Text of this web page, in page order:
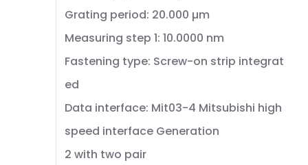
Grating period: 20.000 µm
Measuring step 1: 10.0000 nm
Fastening type: Screw-on strip integrat
ed
Data interface: Mit03-4 Mitsubishi high
speed interface Generation
2 with two pair